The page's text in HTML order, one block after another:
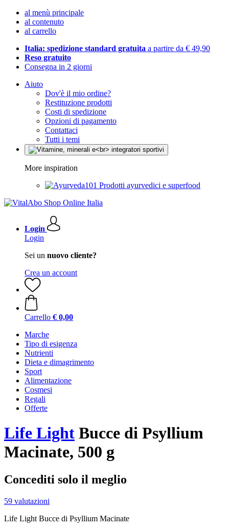
al menù principale
al contenuto
al carrello
Italia: spedizione standard gratuita a partire da € 49,90
Reso gratuito
Consegna in 2 giorni
Aiuto
Dov'è il mio ordine?
Restituzione prodotti
Costi di spedizione
Opzioni di pagamento
Contattaci
Tutti i temi
More inspiration
Prodotti ayurvedici e superfood
Login
Login
Sei un nuovo cliente?
Crea un account
Carrello € 0,00
Marche
Tipo di esigenza
Nutrienti
Dieta e dimagrimento
Sport
Alimentazione
Cosmesi
Regali
Offerte
Life Light Bucce di Psyllium
Macinate, 500 g
Concediti solo il meglio
59 valutazioni
Life Light Bucce di Psyllium Macinate